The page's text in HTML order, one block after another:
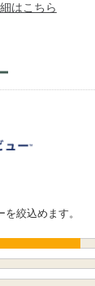
はこちら